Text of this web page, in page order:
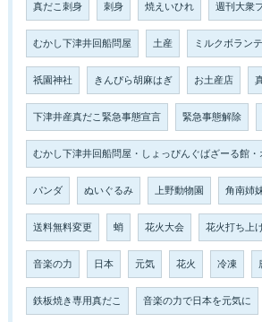
真だこ刺身 刺身 焼えいひれ 週刊大衆
むかし下津井回船問屋 土産 ミルクボラン
祇園神社 きんぴら胡麻はぎ お土産店
下津井産真だこ緊急事態宣言 緊急事態解除
むかし下津井回船問屋・しょっぴんぐばざーる館・
パンダ ぬいぐるみ 上野動物園 角南姉
送料無料変更 蛸 花火大会 花火打ち上
音楽の力 日本 元気 花火 冷凍
鉄板焼き専用真だこ 音楽の力で日本を元気に